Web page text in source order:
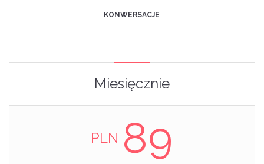
KONWERSACJE
Miesięcznie
PLN 89